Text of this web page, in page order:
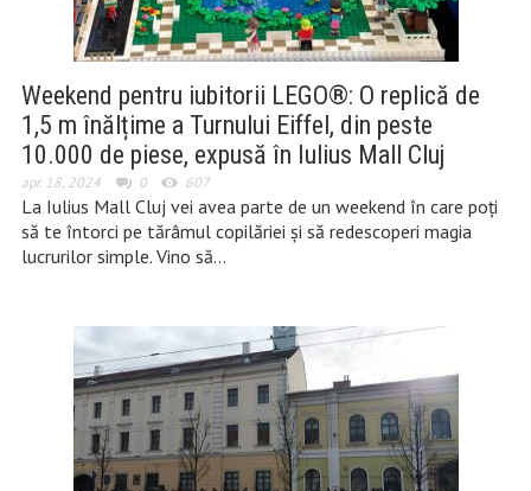
Weekend pentru iubitorii LEGO®: O replică de
1,5 m înălțime a Turnului Eiffel, din peste
10.000 de piese, expusă în Iulius Mall Cluj
apr. 18, 2024 0 607
La Iulius Mall Cluj vei avea parte de un weekend în care poți
să te întorci pe tărâmul copilăriei și să redescoperi magia
lucrurilor simple. Vino să…